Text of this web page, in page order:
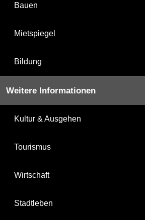
Bauen
Mietspiegel
Bildung
Weitere Informationen
Kultur & Ausgehen
Tourismus
Wirtschaft
Stadtleben